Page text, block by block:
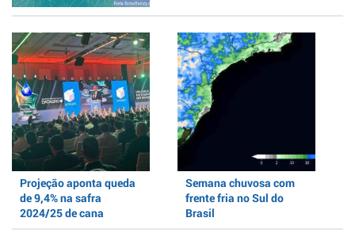
Projeção aponta queda
de 9,4% na safra
2024/25 de cana
Semana chuvosa com
frente fria no Sul do
Brasil